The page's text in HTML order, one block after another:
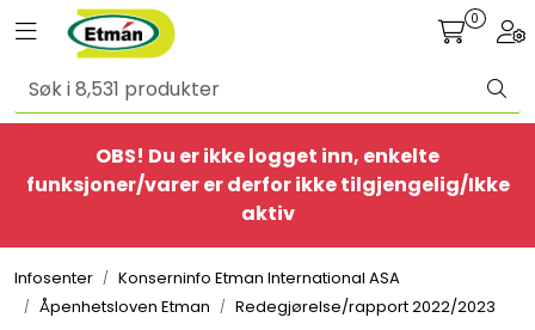
Skip to main content
Toggle navigation 0
OBS! Du er ikke logget inn, enkelte
funksjoner/varer er derfor ikke tilgjengelig/Ikke
aktiv
Infosenter
Konserninfo Etman International ASA
Åpenhetsloven Etman
Redegjørelse/rapport 2022/2023
Alle produkter
BestSelgere
Ethome